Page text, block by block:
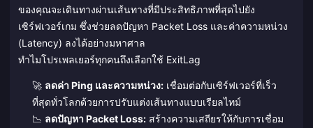
ของคุณจะเดินทางผ่านเส้นทางที่มีประสิทธิภาพที่สุดไปยัง
เซิร์ฟเวอร์เกม ซึ่งช่วยลดปัญหา Packet Loss และค่าความหน่วง
(Latency) ลงได้อย่างมหาศาล
ทำไมโปรเพลเยอร์ทุกคนถึงเลือกใช้ ExitLag
🚀 ลดค่า Ping และความหน่วง:เชื่อมต่อกับเซิร์ฟเวอร์ที่เร็ว
ที่สุดทั่วโลกด้วยการปรับแต่งเส้นทางแบบเรียลไทม์
📉 ลดปัญหา Packet Loss:สร้างความเสถียรให้กับการเชื่อม